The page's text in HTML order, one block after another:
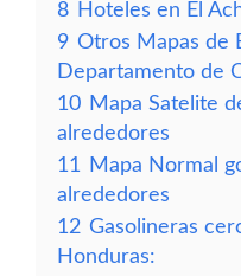
8 Hoteles en El
9 Otros Mapas de
Departamento de
10 Mapa Satelite
alrededores
11
Mapa Normal
alrededores
12 Gasolineras
Honduras: